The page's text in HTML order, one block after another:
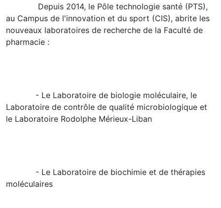
Depuis 2014, le Pôle technologie santé (PTS),
au Campus de l'innovation et du sport (CIS), abrite les
nouveaux laboratoires de recherche de la Faculté de
pharmacie :
- Le Laboratoire de biologie moléculaire, le
Laboratoire de contrôle de qualité microbiologique et
le Laboratoire Rodolphe Mérieux-Liban
- Le Laboratoire de biochimie et de thérapies
moléculaires